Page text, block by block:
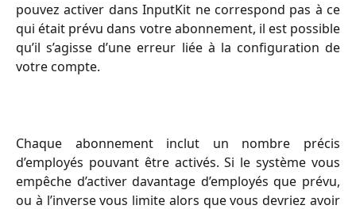
pouvez activer dans InputKit ne correspond pas à ce
qui était prévu dans votre abonnement, il est possible
qu’il s’agisse d’une erreur liée à la configuration de
votre compte.
Chaque abonnement inclut un nombre précis
d’employés pouvant être activés. Si le système vous
empêche d’activer davantage d’employés que prévu,
ou à l’inverse vous limite alors que vous devriez avoir